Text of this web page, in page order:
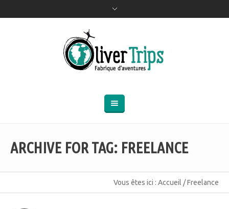
ARCHIVE FOR TAG: FREELANCE
Vous êtes ici : Accueil /Freelance